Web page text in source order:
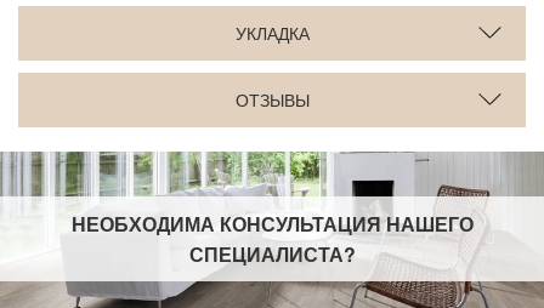
УКЛАДКА
ОТЗЫВЫ
НЕОБХОДИМА КОНСУЛЬТАЦИЯ НАШЕГО
СПЕЦИАЛИСТА?